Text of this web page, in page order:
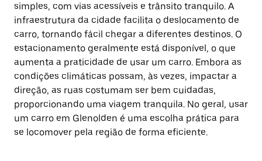
simples, com vias acessíveis e trânsito tranquilo. A
infraestrutura da cidade facilita o deslocamento de
carro, tornando fácil chegar a diferentes destinos. O
estacionamento geralmente está disponível, o que
aumenta a praticidade de usar um carro. Embora as
condições climáticas possam, às vezes, impactar a
direção, as ruas costumam ser bem cuidadas,
proporcionando uma viagem tranquila. No geral, usar
um carro em Glenolden é uma escolha prática para
se locomover pela região de forma eficiente.